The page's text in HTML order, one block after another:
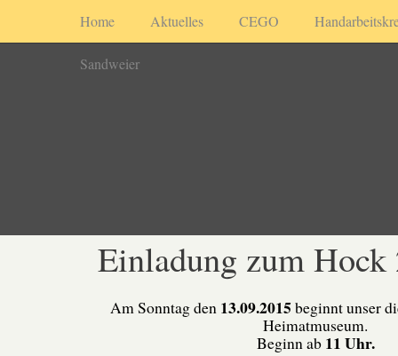
Home Aktuelles CEGO
Sandweier
Einladung zum Hock
Am Sonntag den 13.09.2015 beginnt unser
Heimatmuseum.
Beginn ab 11 Uhr.